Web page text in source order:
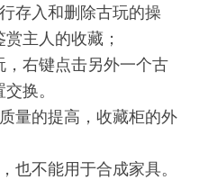
存入和删除古玩的操
主人的收藏；
右键点击另外一个古
换。
量的提高，收藏柜的外
也不能用于合成家具。